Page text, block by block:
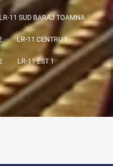
LR-11 SUD BARAJ TOAMNA
LR-11 CENTRU 1
LR-11 EST 1